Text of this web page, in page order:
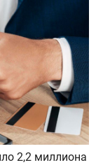
2,2 миллиона